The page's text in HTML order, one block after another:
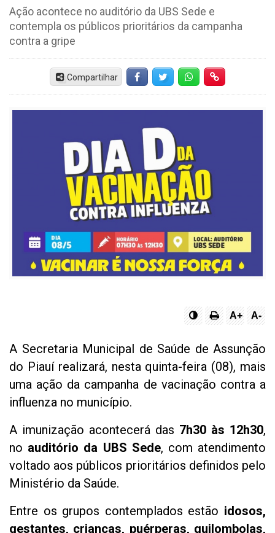
Ação acontece no auditório da UBS Sede e
contempla os públicos prioritários da campanha
contra a gripe
Compartilhar FacebookTwitter Whatsapp
A+ A-
A Secretaria Municipal de Saúde de Assunção
do Piauí realizará, nesta quinta-feira (08), mais
uma ação da campanha de vacinação contra a
influenza no município.
A imunização acontecerá das 7h30 às 12h30,
no auditório da UBS Sede, com atendimento
voltado aos públicos prioritários definidos pelo
Ministério da Saúde.
Entre os grupos contemplados estão idosos,
gestantes, crianças, puérperas, quilombolas,